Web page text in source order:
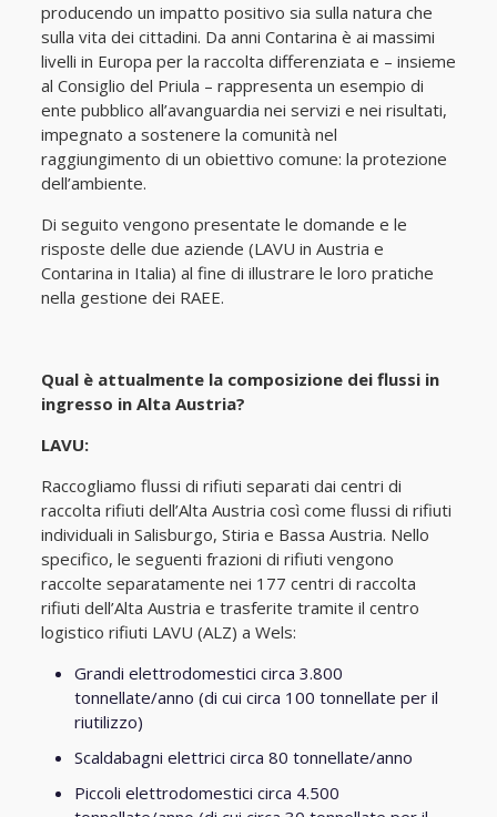
producendo un impatto positivo sia sulla natura che
sulla vita dei cittadini. Da anni Contarina è ai massimi
livelli in Europa per la raccolta differenziata e – insieme
al Consiglio del Priula – rappresenta un esempio di
ente pubblico all’avanguardia nei servizi e nei risultati,
impegnato a sostenere la comunità nel
raggiungimento di un obiettivo comune: la protezione
dell’ambiente.
Di seguito vengono presentate le domande e le
risposte delle due aziende (LAVU in Austria e
Contarina in Italia) al fine di illustrare le loro pratiche
nella gestione dei RAEE.
Qual è attualmente la composizione dei flussi in
ingresso in Alta Austria?
LAVU:
Raccogliamo flussi di rifiuti separati dai centri di
raccolta rifiuti dell’Alta Austria così come flussi di rifiuti
individuali in Salisburgo, Stiria e Bassa Austria. Nello
specifico, le seguenti frazioni di rifiuti vengono
raccolte separatamente nei 177 centri di raccolta
rifiuti dell’Alta Austria e trasferite tramite il centro
logistico rifiuti LAVU (ALZ) a Wels:
Grandi elettrodomestici circa 3.800
tonnellate/anno (di cui circa 100 tonnellate per il
riutilizzo)
Scaldabagni elettrici circa 80 tonnellate/anno
Piccoli elettrodomestici circa 4.500